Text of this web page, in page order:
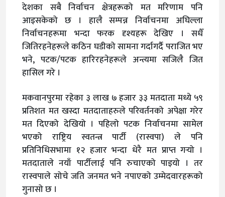
देशका सबै निर्वाचन क्षेत्रहरूको मत मरिणाम पनि
आइसकेको छ । हालै सम्पन्न निर्वाचनमा अघिल्ला
निर्वाचनहरूमा भन्दा फरक दृश्यहरू देखिए । सधैँ
जितिरहनेहरूले कठिन घडीको सामना गर्दागर्दै पराजित भए
भने, पटक/पटक हारिरहनेहरूले अन्त्यमा सजिलै जित
हासिल गरे ।
मकवानपुरमा रहेका ३ लाख ७ हजार ३३ मतदाता मध्ये ५९
प्रतिशत मत खस्दा मतदाताहरुले परिवर्तनको अपेक्षा गरेर
मत दिएको देखियो । पहिलो पटक निर्वाचनमा सामेल
भएको राष्ट्रिय स्वतन्त्र पार्टी (रास्वपा) ले पनि
प्रतिनिधिसभामा १२ हजार भन्दा धेरै मत प्राप्त गर्‍यो ।
मतदाताले नयाँ पार्टीलाई पनि रुचाएको पाइयो । तर
रास्वपाले सोचे जति जनमत भने नपाएको उम्मेदवारहरूको
गुनासो छ ।